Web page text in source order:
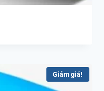
Giảm giá!